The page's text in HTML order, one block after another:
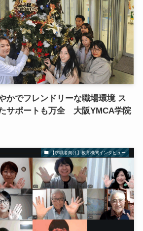
かでフレンドリーな職場環境 ス
サポートも万全 大阪YMCA学院
【求職者向け】教育機関インタビュー